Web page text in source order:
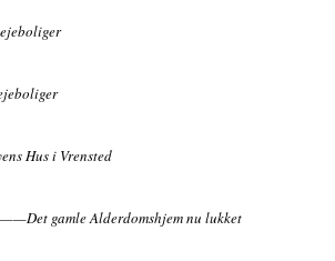
Hus i Vrensted
gamle Alderdomshjem nu lukket